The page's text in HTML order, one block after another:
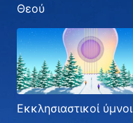
Θεού
Εκκλησιαστικοί ύμνοι